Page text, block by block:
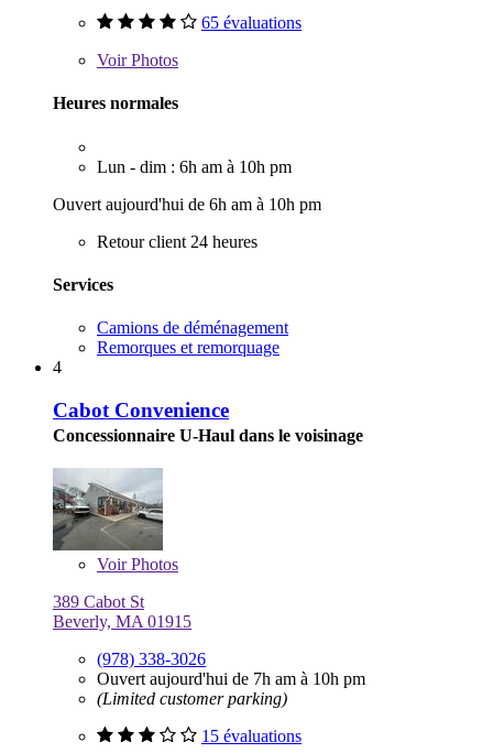
65 évaluations
VoirPhotos
Heures normales
Lun - dim : 6h am à 10h pm
Ouvert aujourd'hui de 6h am à 10h pm
Retour client 24 heures
Services
Camions de déménagement
Remorques et remorquage
4
Cabot Convenience
Concessionnaire U-Haul dans le voisinage
VoirPhotos
389 Cabot St
Beverly, MA 01915
(978) 338-3026
Ouvert aujourd'hui de 7h am à 10h pm
(Limited customer parking)
15 évaluations